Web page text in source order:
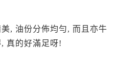
, 油份分佈均勻, 而且亦牛
真的好滿足呀!